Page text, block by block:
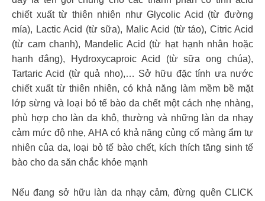
chiết xuất từ thiên nhiên như Glycolic Acid (từ đường
mía), Lactic Acid (từ sữa), Malic Acid (từ táo), Citric Acid
(từ cam chanh), Mandelic Acid (từ hạt hạnh nhân hoặc
hạnh đắng), Hydroxycaproic Acid (từ sữa ong chúa),
Tartaric Acid (từ quả nho),… Sở hữu đặc tính ưa nước
chiết xuất từ thiên nhiên, có khả năng làm mềm bề mặt
lớp sừng và loại bỏ tế bào da chết một cách nhẹ nhàng,
phù hợp cho làn da khô, thường và những làn da nhạy
cảm mức độ nhẹ, AHA có khả năng củng cố màng ẩm tự
nhiên của da, loại bỏ tế bào chết, kích thích tăng sinh tế
bào cho da săn chắc khỏe mạnh
Nếu đang sở hữu làn da nhạy cảm, đừng quên CLICK